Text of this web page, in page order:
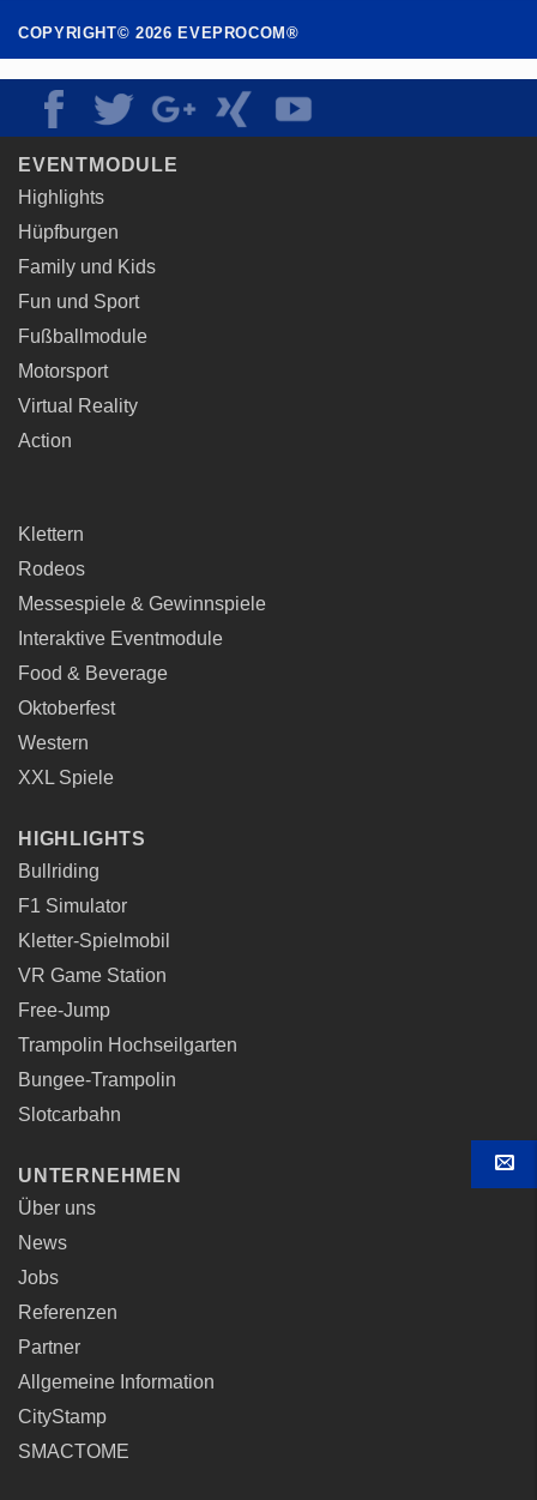
Optionen
gewählt
werden
Optionen
auf
der
COPYRIGHT©2026 EVEPROCOM®
EVENTMODULE
Highlights
Hüpfburgen
Family und Kids
Fun und Sport
Fußballmodule
Motorsport
Virtual Reality
Action
Klettern
Rodeos
Messespiele & Gewinnspiele
Interaktive Eventmodule
Food & Beverage
Oktoberfest
Western
XXL Spiele
HIGHLIGHTS
Bullriding
F1 Simulator
Kletter-Spielmobil
VR Game Station
Free-Jump
Trampolin Hochseilgarten
Bungee-Trampolin
Slotcarbahn
UNTERNEHMEN
Über uns
News
Jobs
Referenzen
Partner
Allgemeine Information
CityStamp
SMACTOME